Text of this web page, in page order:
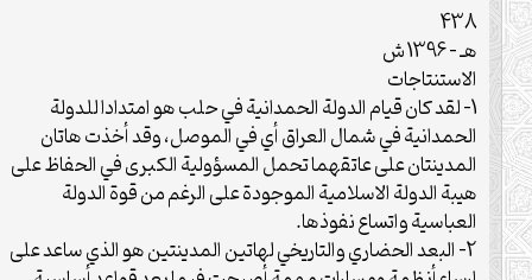
438
هـ – 1396 ش
الاستنتاجات
1- لقد كان قيام الدولة الحمدانية في حلب هو امتدادا للدولة
الحمدانية في شمال العراق أي في الموصل، وقد أخذت هاتان
المدينتان على عاتقهما تحمل المسؤولية الكبرى في الحفاظ على
هيبة الدولة الاسلامية الموجودة على الرغم من قوة الدولة
العباسية واتساع نفوذها.
2- البعد الحضاري والتاريخي لهاتين المدينتين هو الذي ساعد على